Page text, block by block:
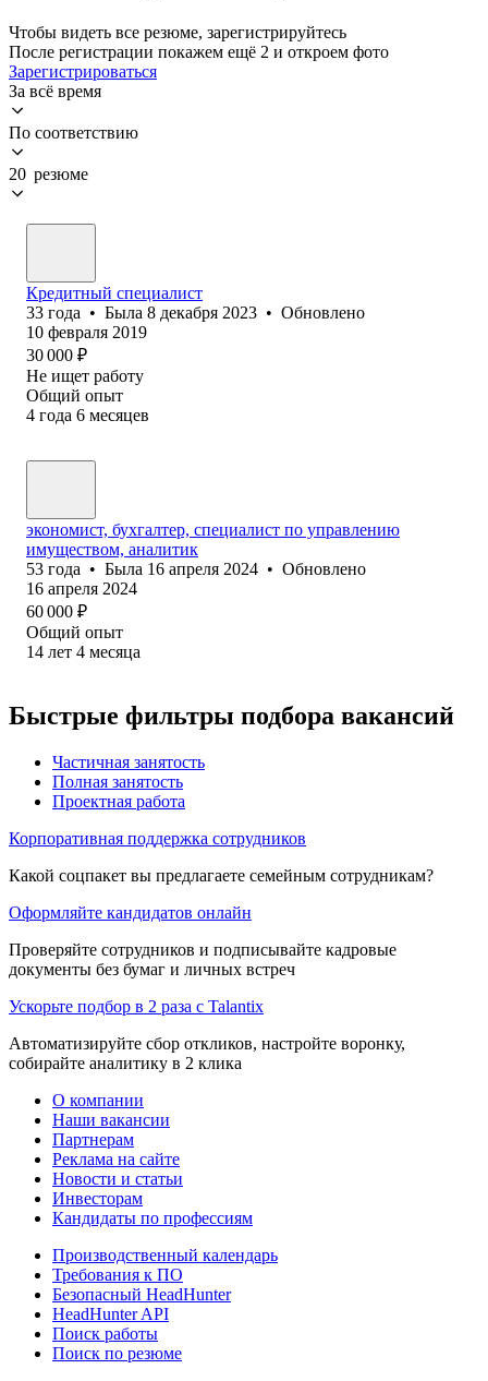
Чтобы видеть все резюме, зарегистрируйтесь
После регистрации покажем ещё 2 и откроем фото
Зарегистрироваться
За всё время
По соответствию
20 резюме
Кредитный специалист
33 года • Была 8 декабря 2023 • Обновлено
10 февраля 2019
30 000 ₽
Не ищет работу
Общий опыт
4 года 6 месяцев
экономист, бухгалтер, специалист по управлению
имуществом, аналитик
53 года • Была 16 апреля 2024 • Обновлено
16 апреля 2024
60 000 ₽
Общий опыт
14 лет 4 месяца
Быстрые фильтры подбора вакансий
Частичная занятость
Полная занятость
Проектная работа
Корпоративная поддержка сотрудников
Какой соцпакет вы предлагаете семейным сотрудникам?
Оформляйте кандидатов онлайн
Проверяйте сотрудников и подписывайте кадровые
документы без бумаг и личных встреч
Ускорьте подбор в 2 раза с Talantix
Автоматизируйте сбор откликов, настройте воронку,
собирайте аналитику в 2 клика
О компании
Наши вакансии
Партнерам
Реклама на сайте
Новости и статьи
Инвесторам
Кандидаты по профессиям
Производственный календарь
Требования к ПО
Безопасный HeadHunter
HeadHunter API
Поиск работы
Поиск по резюме